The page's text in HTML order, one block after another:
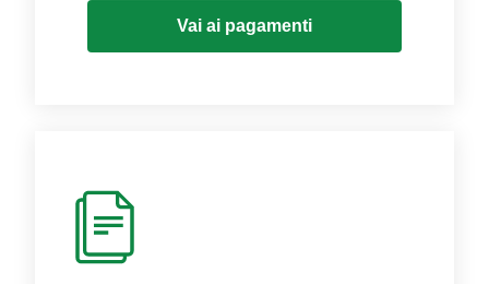
Vai ai pagamenti